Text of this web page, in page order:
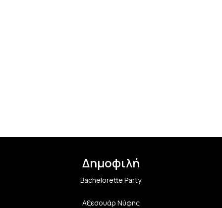
Δημοφιλή
Bachelorette Party
Αξεσουάρ Νύφης